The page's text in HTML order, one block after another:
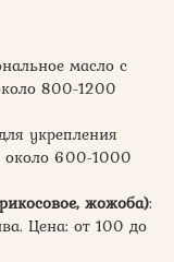
масло с
800-1200
укрепления
около 600-1000
жожоба):
Цена: от 100 до